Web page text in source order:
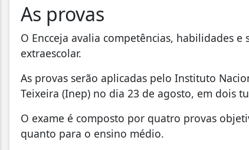
As provas
O Encceja avalia competências, habilidades
extraescolar.
As provas serão aplicadas pelo Instituto
Teixeira (Inep) no dia 23 de agosto, em dois
O exame é composto por quatro provas
quanto para o ensino médio.